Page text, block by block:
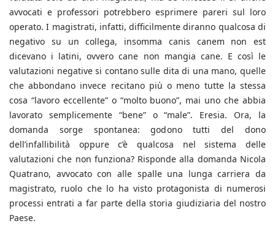
avvocati e professori potrebbero esprimere pareri sul loro
operato. I magistrati, infatti, difficilmente diranno qualcosa di
negativo su un collega, insomma canis canem non est
dicevano i latini, ovvero cane non mangia cane. E così le
valutazioni negative si contano sulle dita di una mano, quelle
che abbondano invece recitano più o meno tutte la stessa
cosa “lavoro eccellente” o “molto buono”, mai uno che abbia
lavorato semplicemente “bene” o “male”. Eresia. Ora, la
domanda sorge spontanea: godono tutti del dono
dell’infallibilità oppure c’è qualcosa nel sistema delle
valutazioni che non funziona? Risponde alla domanda Nicola
Quatrano, avvocato con alle spalle una lunga carriera da
magistrato, ruolo che lo ha visto protagonista di numerosi
processi entrati a far parte della storia giudiziaria del nostro
Paese.